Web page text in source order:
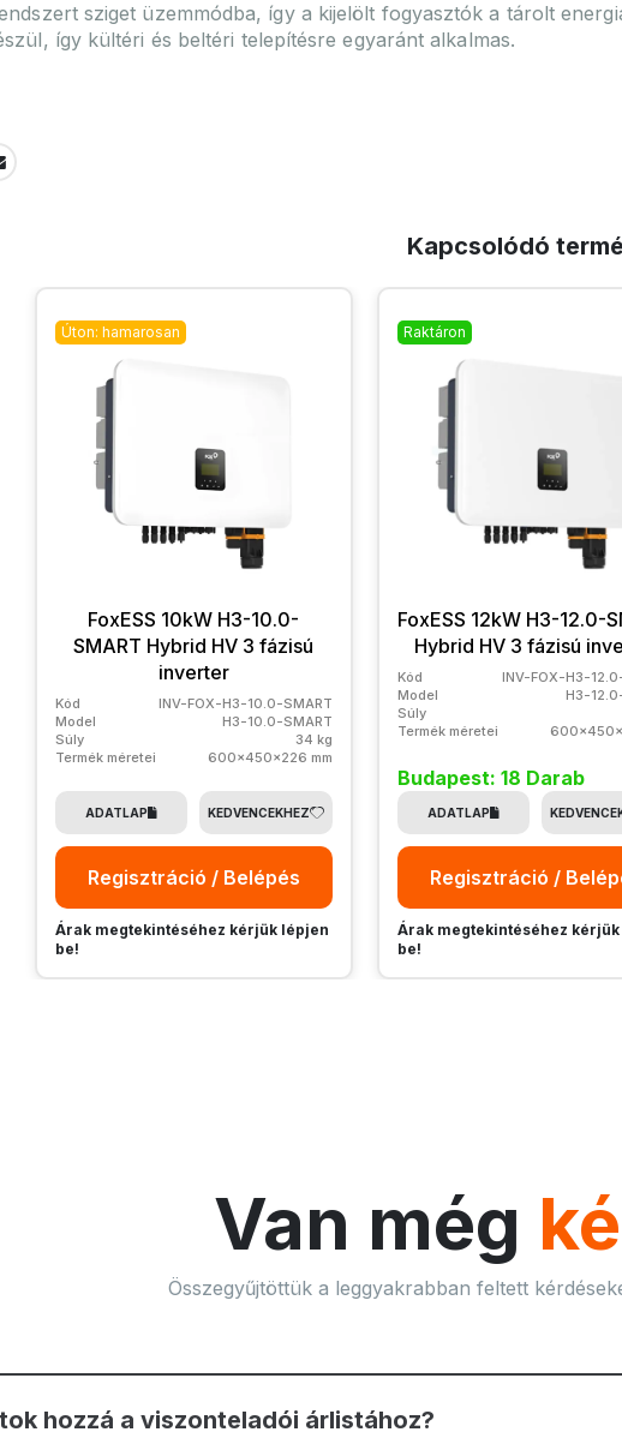
sziget üzemmódba, így a kijelölt fogyasztók a tárolt
így kültéri és beltéri telepítésre egyaránt alkalmas.
Kapcsolódó
Úton: hamarosan
FoxESS 10kW H3-10.0-
SMART Hybrid HV 3 fázisú
inverter
Kód
INV-FOX-H3-10.0-SMART
Model
H3-10.0-SMART
Súly
34 kg
Termék méretei
600x450x226 mm
ADATLAP KEDVENCEKHEZ
Regisztráció / Belépés
Árak megtekintéséhez kérjük lépjen
be!
Raktáron
FoxESS 12kW H3-12.0-
Hybrid HV 3 fázisú
Kód
INV-FOX-H3-
Model
H3-
Súly
Termék méretei
Budapest: 18 Darab
ADATLAP
Regisztráció /
Árak megtekintéséhez
be!
Van még
Összegyűjtöttük a leggyakrabban feltett
hozzá a viszonteladói árlistához?